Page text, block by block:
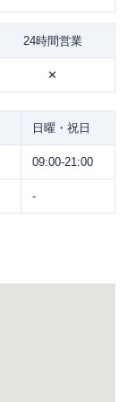
24時間営業
✕
日曜・祝日
09:00-21:00
-